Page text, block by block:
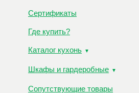
Сертификаты
Где купить?
Каталог кухонь
Шкафы и гардеробные
Сопутствующие товары